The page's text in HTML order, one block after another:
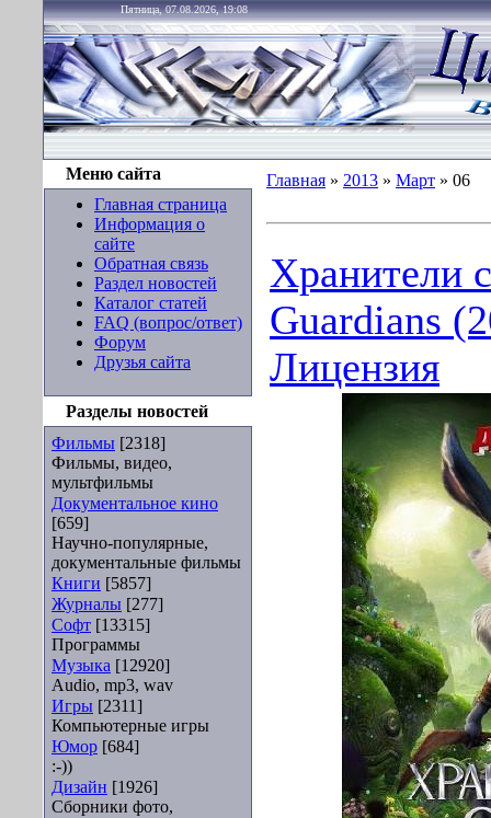
Пятница, 07.08.2026, 19:08
Меню сайта
Главная страница
Информация о
сайте
Обратная связь
Раздел новостей
Каталог статей
FAQ (вопрос/ответ)
Форум
Друзья сайта
Разделы новостей
Фильмы [2318]
Фильмы, видео,
мультфильмы
Документальное кино
[659]
Научно-популярные,
документальные фильмы
Книги [5857]
Журналы [277]
Софт [13315]
Программы
Музыка [12920]
Audio, mp3, wav
Игры [2311]
Компьютерные игры
Юмор [684]
:-))
Дизайн [1926]
Сборники фото,
Главная » 2013 » Март » 06
Хранители
Guardians
Лицензия